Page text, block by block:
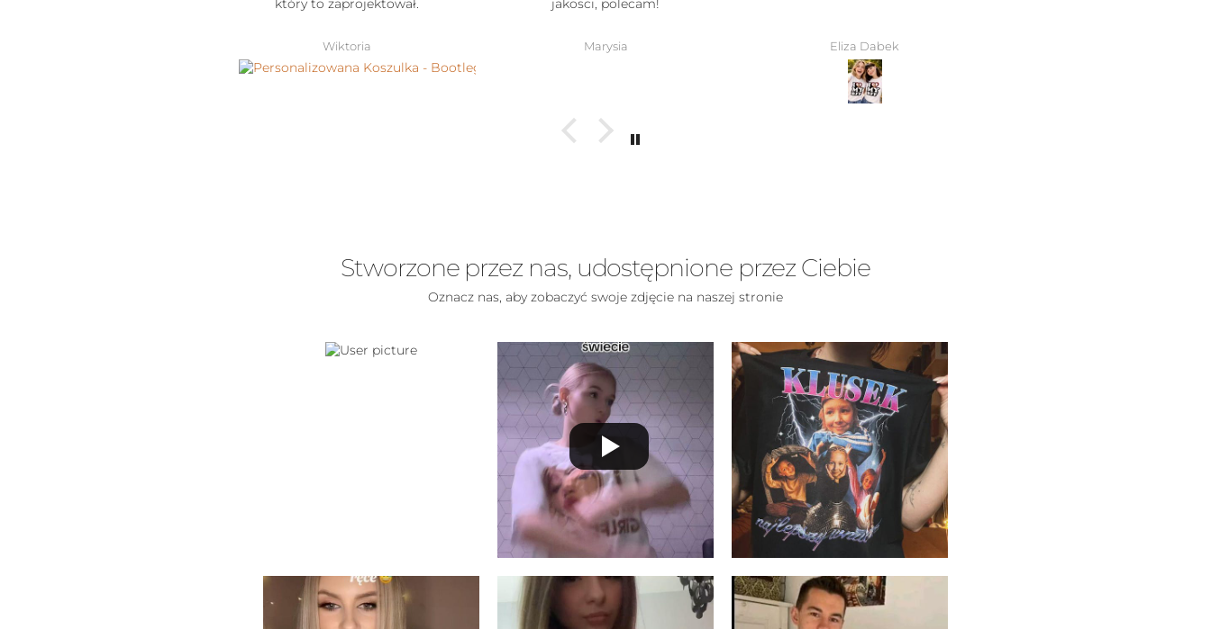
który to zaprojektował.
Wiktoria
jakosci, polecam!
Marysia Eliza Dabek
Stworzone przez nas, udostępnione przez Ciebie
Oznacz nas, aby zobaczyć swoje zdjęcie na naszej stronie